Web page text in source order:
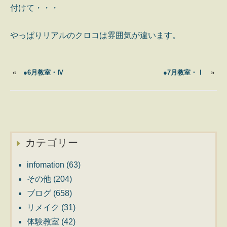
付けて・・・
やっぱりリアルのクロコは雰囲気が違います。
« ●6月教室・Ⅳ ●7月教室・Ⅰ »
カテゴリー
infomation (63)
その他 (204)
ブログ (658)
リメイク (31)
体験教室 (42)